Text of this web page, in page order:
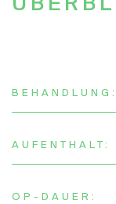
BEHANDLUNG:
AUFENTHALT:
OP-DAUER: